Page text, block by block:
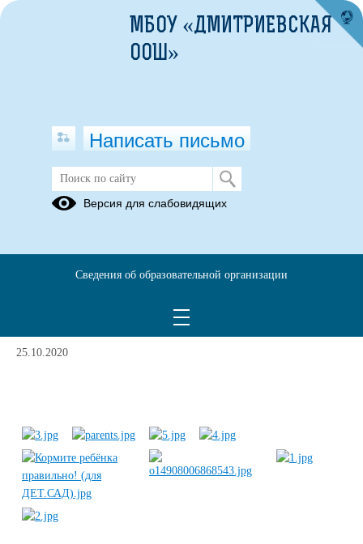
Бесплатное питание учащихся
начальных классов классов
25.10.2020
МБОУ «ДМИТРИЕВСКАЯ
ООШ»
Написать письмо
Версия для слабовидящих
Сведения об образовательной организации